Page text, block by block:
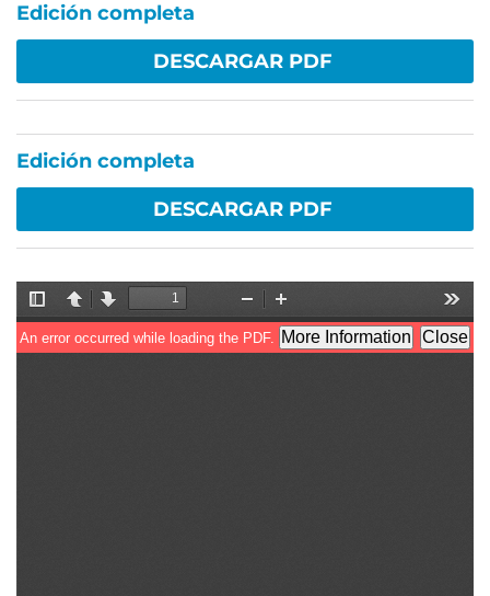
Edición completa
DESCARGAR PDF
Edición completa
DESCARGAR PDF